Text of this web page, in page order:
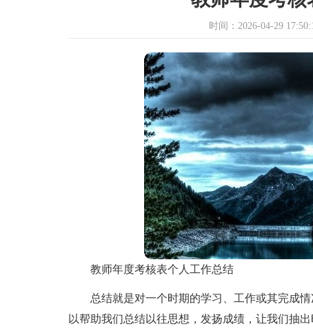
时间：2026-04-29
教师年度考核表个人工作总结
总结就是对一个时期的学习、工作或其完成
以帮助我们总结以往思想，发扬成绩，让我们抽